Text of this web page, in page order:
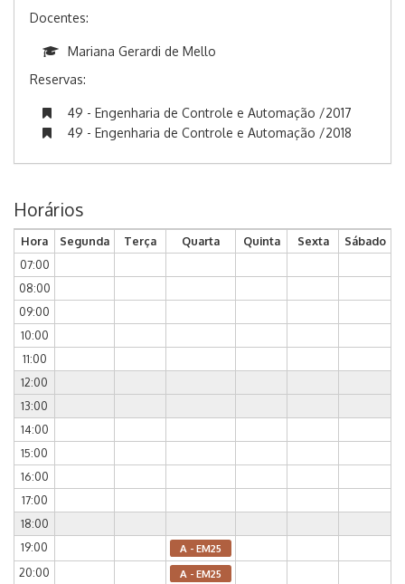
Docentes:
Mariana Gerardi de Mello
Reservas:
49 - Engenharia de Controle e Automação /2017
49 - Engenharia de Controle e Automação /2018
Horários
Hora Segunda Terça Quarta Quinta Sexta
Sábado
07:00
08:00
09:00
10:00
11:00
12:00
13:00
14:00
15:00
16:00
17:00
18:00
19:00
A - EM25
20:00 A - EM25